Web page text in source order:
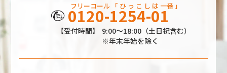
フリーコール 「 ひ っ こ し は 一番 」
0120-1254-01
【受付時間】
9:00～18:00（土日祝含む）
※年末年始を除く